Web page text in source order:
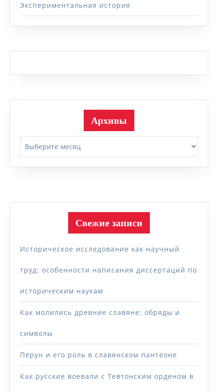
Экспериментальная история
Архивы
Свежие записи
Историческое исследование как научный
труд: особенности написания диссертаций по
историческим наукам
Как молились древние славяне: обряды и
символы
Перун и его роль в славянском пантеоне
Как русские воевали с Тевтонским орденом в